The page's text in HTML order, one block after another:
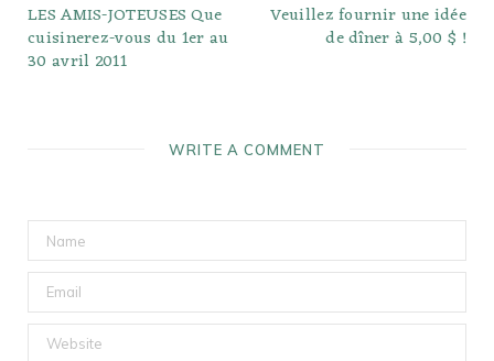
LES AMIS-JOTEUSES Que
cuisinerez-vous du 1er au
30 avril 2011
Veuillez fournir une idée
de dîner à 5,00 $ !
WRITE A COMMENT